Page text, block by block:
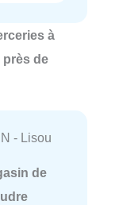
à
près de
- Lisou
de